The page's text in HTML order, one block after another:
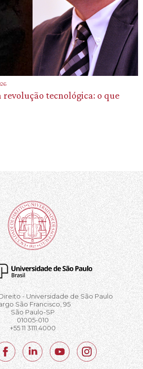
revolução tecnológica: o que
- Universidade de São Paulo
São Francisco, 95
São Paulo-SP
01005-010
+55 11 3111.4000